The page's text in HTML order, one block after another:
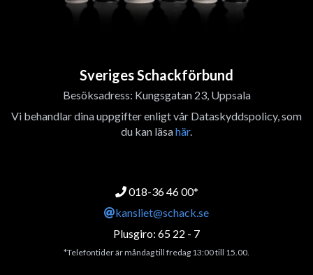
Sveriges Schackförbund
Besöksadress: Kungsgatan 23, Uppsala
Vi behandlar dina uppgifter enligt vår Dataskyddspolicy, som
du kan läsahär.
018-36 46 00*
kansliet@schack.se
Plusgiro: 65 22 - 7
*Telefontider är måndag till fredag 13:00 till 15.00.